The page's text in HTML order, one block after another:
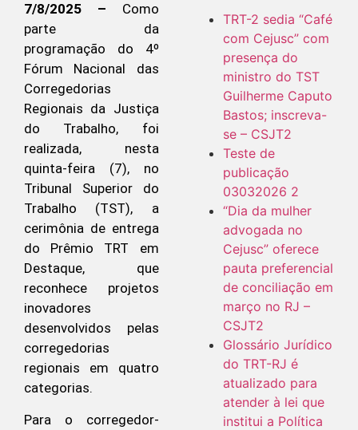
7/8/2025 – Como
parte da
programação do 4º
Fórum Nacional das
Corregedorias
Regionais da Justiça
do Trabalho, foi
realizada, nesta
quinta-feira (7), no
Tribunal Superior do
Trabalho (TST), a
cerimônia de entrega
do Prêmio TRT em
Destaque, que
reconhece projetos
inovadores
desenvolvidos pelas
corregedorias
regionais em quatro
categorias.
Para o corregedor-
TRT-2 sedia “Café
com Cejusc” com
presença do
ministro do TST
Guilherme Caputo
Bastos; inscreva-
se – CSJT2
Teste de
publicação
03032026 2
“Dia da mulher
advogada no
Cejusc” oferece
pauta preferencial
de conciliação em
março no RJ –
CSJT2
Glossário Jurídico
do TRT-RJ é
atualizado para
atender à lei que
institui a Política